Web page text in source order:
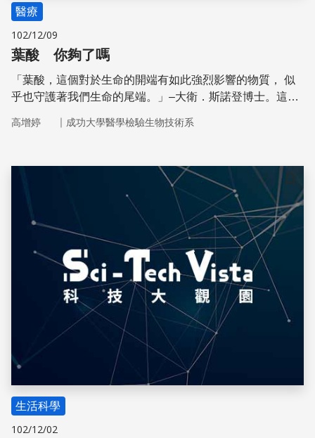
醫療
102/12/09
葉酸 你夠了嗎
「葉酸，這個對於生命的開端有如此強烈影響的物質， 似
乎也守護著我們生命的尾端。」–大衛．斯諾登博士。這真
高增婷 ｜ 成功大學醫學檢驗生物技術系
儲存
生活科學
102/12/02